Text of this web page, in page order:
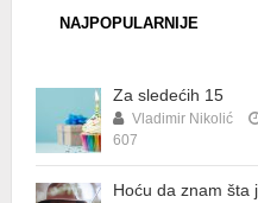
NAJPOPULARNIJE
Za sledećih 15
Vladimir Nikolić
607
Hoću da znam šta